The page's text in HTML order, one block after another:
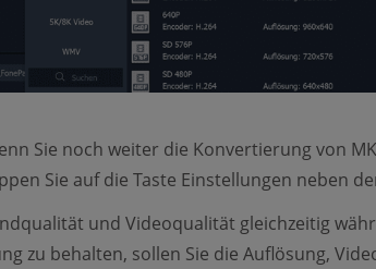
Sie noch weiter die Konvertierung von
Sie auf die Taste Einstellungen neben
und Videoqualität gleichzeitig
zu behalten, sollen Sie die Auflösung,